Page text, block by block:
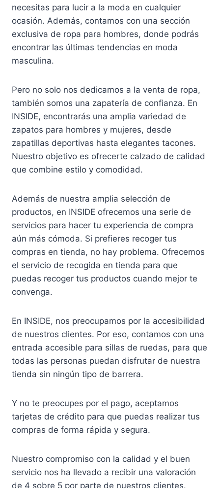
necesitas para lucir a la moda en cualquier
ocasión. Además, contamos con una sección
exclusiva de ropa para hombres, donde podrás
encontrar las últimas tendencias en moda
masculina.
Pero no solo nos dedicamos a la venta de ropa,
también somos una zapatería de confianza. En
INSIDE, encontrarás una amplia variedad de
zapatos para hombres y mujeres, desde
zapatillas deportivas hasta elegantes tacones.
Nuestro objetivo es ofrecerte calzado de calidad
que combine estilo y comodidad.
Además de nuestra amplia selección de
productos, en INSIDE ofrecemos una serie de
servicios para hacer tu experiencia de compra
aún más cómoda. Si prefieres recoger tus
compras en tienda, no hay problema. Ofrecemos
el servicio de recogida en tienda para que
puedas recoger tus productos cuando mejor te
convenga.
En INSIDE, nos preocupamos por la accesibilidad
de nuestros clientes. Por eso, contamos con una
entrada accesible para sillas de ruedas, para que
todas las personas puedan disfrutar de nuestra
tienda sin ningún tipo de barrera.
Y no te preocupes por el pago, aceptamos
tarjetas de crédito para que puedas realizar tus
compras de forma rápida y segura.
Nuestro compromiso con la calidad y el buen
servicio nos ha llevado a recibir una valoración
de 4 sobre 5 por parte de nuestros clientes.